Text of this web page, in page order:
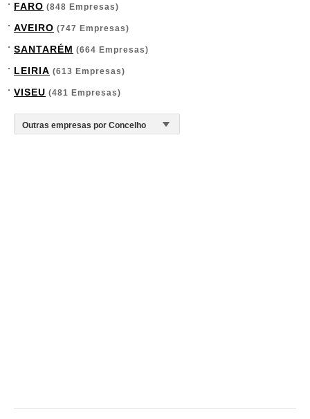
FARO (848 Empresas)
AVEIRO (747 Empresas)
SANTARÉM (664 Empresas)
LEIRIA (613 Empresas)
VISEU (481 Empresas)